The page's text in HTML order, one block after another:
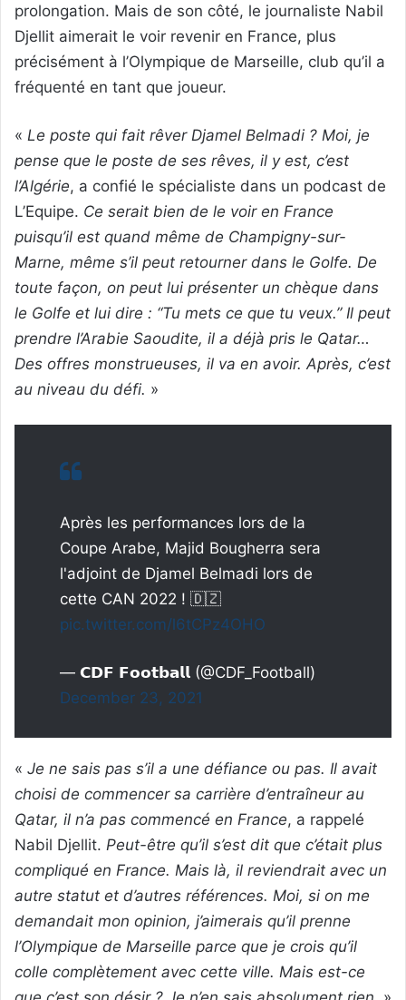
prolongation. Mais de son côté, le journaliste Nabil
Djellit aimerait le voir revenir en France, plus
précisément à l’Olympique de Marseille, club qu’il a
fréquenté en tant que joueur.
« Le poste qui fait rêver Djamel Belmadi ? Moi, je
pense que le poste de ses rêves, il y est, c’est
l’Algérie, a confié le spécialiste dans un podcast de
L’Equipe. Ce serait bien de le voir en France
puisqu’il est quand même de Champigny-sur-
Marne, même s’il peut retourner dans le Golfe. De
toute façon, on peut lui présenter un chèque dans
le Golfe et lui dire : “Tu mets ce que tu veux.” Il peut
prendre l’Arabie Saoudite, il a déjà pris le Qatar…
Des offres monstrueuses, il va en avoir. Après, c’est
au niveau du défi. »
Après les performances lors de la
Coupe Arabe, Majid Bougherra sera
l'adjoint de Djamel Belmadi lors de
cette CAN 2022 ! 🇩🇿
pic.twitter.com/l6tCPz4OHO
— 𝗖𝗗𝗙 𝗙𝗼𝗼𝘁𝗯𝗮𝗹𝗹 (@CDF_Football)
December 23, 2021
« Je ne sais pas s’il a une défiance ou pas. Il avait
choisi de commencer sa carrière d’entraîneur au
Qatar, il n’a pas commencé en France, a rappelé
Nabil Djellit. Peut-être qu’il s’est dit que c’était plus
compliqué en France. Mais là, il reviendrait avec un
autre statut et d’autres références. Moi, si on me
demandait mon opinion, j’aimerais qu’il prenne
l’Olympique de Marseille parce que je crois qu’il
colle complètement avec cette ville. Mais est-ce